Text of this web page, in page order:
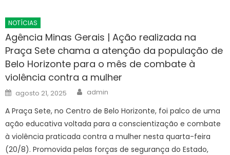
NOTÍCIAS
Agência Minas Gerais | Ação realizada na
Praça Sete chama a atenção da população de
Belo Horizonte para o mês de combate à
violência contra a mulher
Posted
on
agosto 21, 2025 Author
admin
A Praça Sete, no Centro de Belo Horizonte, foi palco de uma
ação educativa voltada para a conscientização e combate
à violência praticada contra a mulher nesta quarta-feira
(20/8). Promovida pelas forças de segurança do Estado,